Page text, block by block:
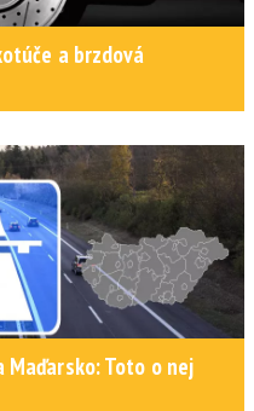
a brzdová
Toto o nej